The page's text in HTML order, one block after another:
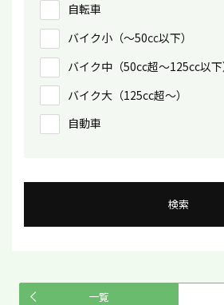
自転車
バイク小（〜50㏄以下）
バイク中（50cc超〜125cc以下
バイク大（125cc超〜）
自動車
検索
一覧